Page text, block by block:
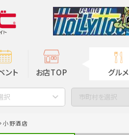
ント お店TOP グルメ
択 市町村を選択
小野酒店